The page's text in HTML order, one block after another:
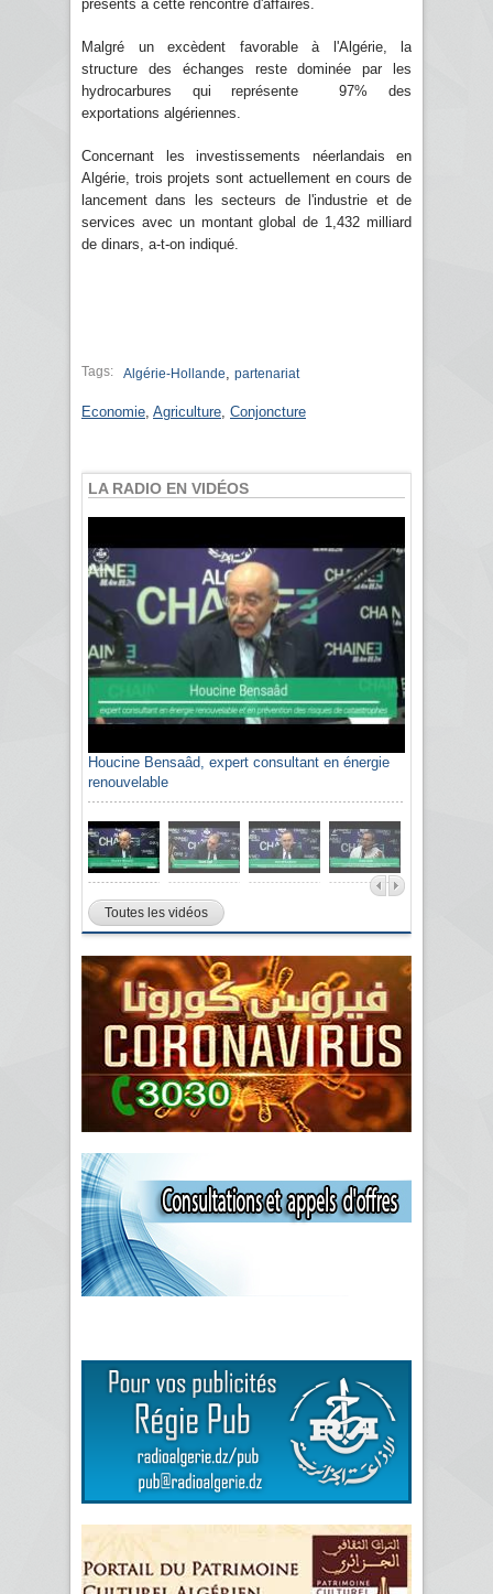
présents à cette rencontre d'affaires.
Malgré un excèdent favorable à l'Algérie, la
structure des échanges reste dominée par les
hydrocarbures qui représente 97% des
exportations algériennes.
Concernant les investissements néerlandais en
Algérie, trois projets sont actuellement en cours de
lancement dans les secteurs de l'industrie et de
services avec un montant global de 1,432 milliard
de dinars, a-t-on indiqué.
Tags: Algérie-Hollande partenariat
Economie Agriculture Conjoncture
LA RADIO EN VIDÉOS
Houcine Bensaâd, expert consultant en énergie
renouvelable
Toutes les vidéos